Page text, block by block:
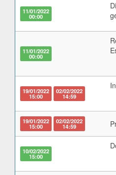
11/01/2022
00:00
11/01/2022
00:00
19/01/2022
15:00
02/02/2022
14:59
19/01/2022
15:00
02/02/2022
14:59
10/02/2022
15:00